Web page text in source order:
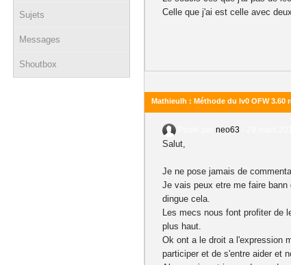
Sujets
Messages
Shoutbox
Celle que j'ai est celle avec
Mathieulh : Méthode du lv0 OFW 3.60
neo63
Salut,
Je ne pose jamais de
Je vais peux etre me faire
dingue cela.
Les mecs nous font profiter de
plus haut.
Ok ont a le droit a l'expression
participer et de s'entre aider et